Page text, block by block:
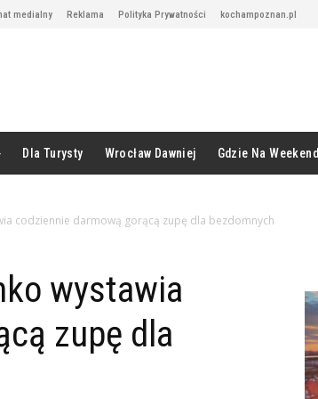
medialny Reklama Polityka Prywatności kochampoznan.pl
Dla Turysty Wrocław Dawniej Gdzie Na Weekend
codziennie darmową gorącą zupę dla bezdomnych
wystawia
zupę dla